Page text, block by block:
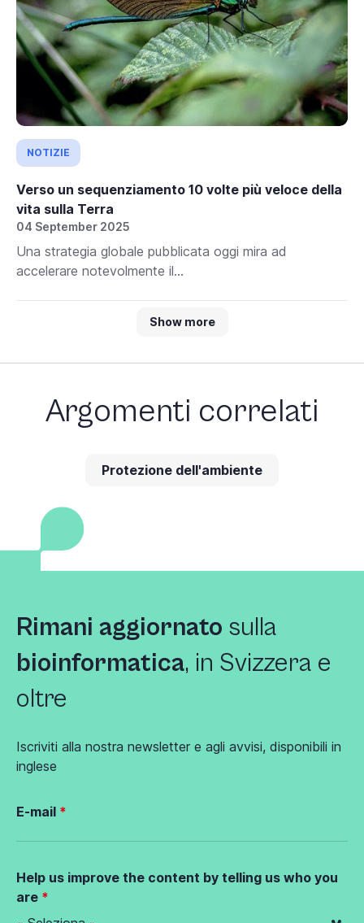
NOTIZIE
Verso un sequenziamento 10 volte più veloce della
vita sulla Terra
04 September 2025
Una strategia globale pubblicata oggi mira ad
accelerare notevolmente il...
Show more
Argomenti correlati
Protezione dell'ambiente
Rimani aggiornato sulla
bioinformatica, in Svizzera e
oltre
Iscriviti alla nostra newsletter e agli avvisi, disponibili in
inglese
E-mail
Help us improve the content by telling us who you
are